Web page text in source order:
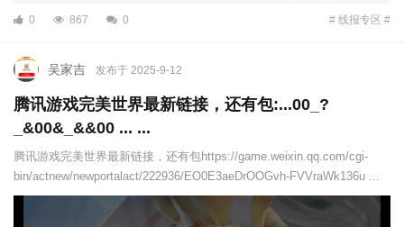
0 867 0 # 线报专区 #
吴家吉 发布于 2025-9-12
腾讯游戏完美世界最新链接，还有包:...00_?
_&00&_&&00 ... ...
腾讯游戏完美世界最新链接，还有包https://game.weixin.qq.com/cgi-
bin/actnew/newportalact/222936/EO0E3aeDrOOGvh-FVVraWk136u ...